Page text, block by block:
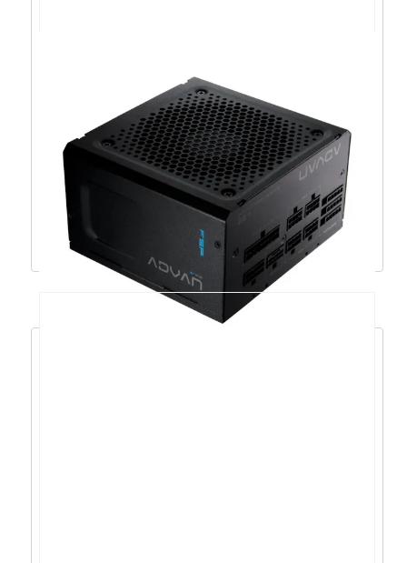
LC-Power napajanje LC420-12 V2.31,
80+Bronze,bulk – LC420-12 V2.31
27,10€ 24,39€
Dodaj u košaricu